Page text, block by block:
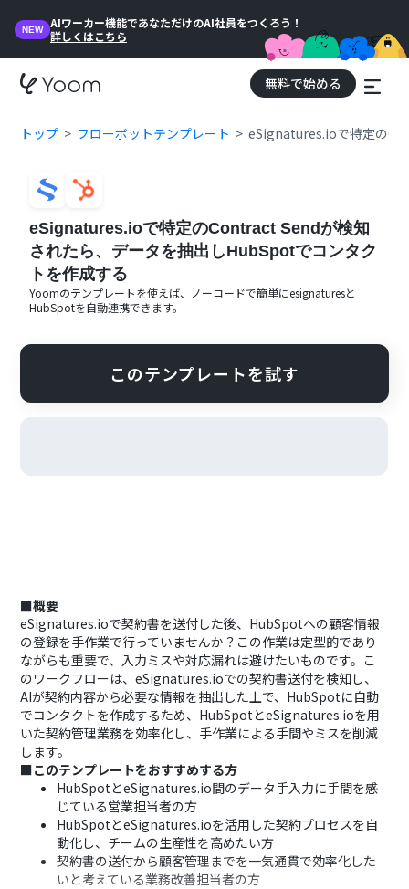
NEW
AIワーカー機能であなただけのAI社員をつくろう！
詳しくはこちら
無料で始める
トップ フローボットテンプレート eSignatures.ioで特定の
eSignatures.ioで特定のContract Sendが検知
されたら、データを抽出しHubSpotでコンタク
トを作成する
Yoomのテンプレートを使えば、ノーコードで簡単にesignaturesと
HubSpotを自動連携できます。
このテンプレートを試す
■概要
eSignatures.ioで契約書を送付した後、HubSpotへの顧客情報
の登録を手作業で行っていませんか？この作業は定型的であり
ながらも重要で、入力ミスや対応漏れは避けたいものです。こ
のワークフローは、eSignatures.ioでの契約書送付を検知し、
AIが契約内容から必要な情報を抽出した上で、HubSpotに自動
でコンタクトを作成するため、HubSpotとeSignatures.ioを用
いた契約管理業務を効率化し、手作業による手間やミスを削減
します。
■このテンプレートをおすすめする方
HubSpotとeSignatures.io間のデータ手入力に手間を感
じている営業担当者の方
HubSpotとeSignatures.ioを活用した契約プロセスを自
動化し、チームの生産性を高めたい方
契約書の送付から顧客管理までを一気通貫で効率化した
いと考えている業務改善担当者の方